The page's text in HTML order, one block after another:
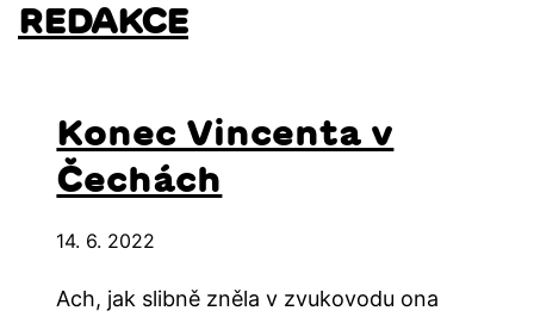
REDAKCE
Konec Vincenta v
Čechách
14. 6. 2022
Ach, jak slibně zněla v zvukovodu ona